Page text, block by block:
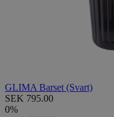
GLIMA Barset (Svart)
SEK 795.00
0%